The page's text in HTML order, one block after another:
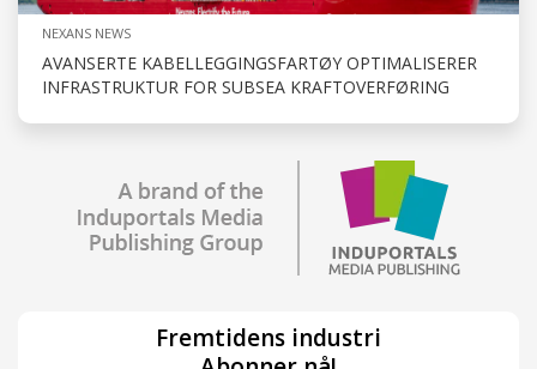
NEXANS NEWS
AVANSERTE KABELLEGGINGSFARTØY OPTIMALISERER
INFRASTRUKTUR FOR SUBSEA KRAFTOVERFØRING
Fremtidens industri